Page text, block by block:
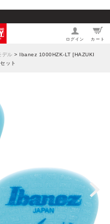
ログイン カート
デル > Ibanez 1000HZK-LT [HAZUKI
ット